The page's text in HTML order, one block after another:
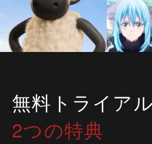
無料トライア
2つの特典